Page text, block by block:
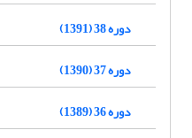
دوره 38 (1391)
دوره 37 (1390)
دوره 36 (1389)